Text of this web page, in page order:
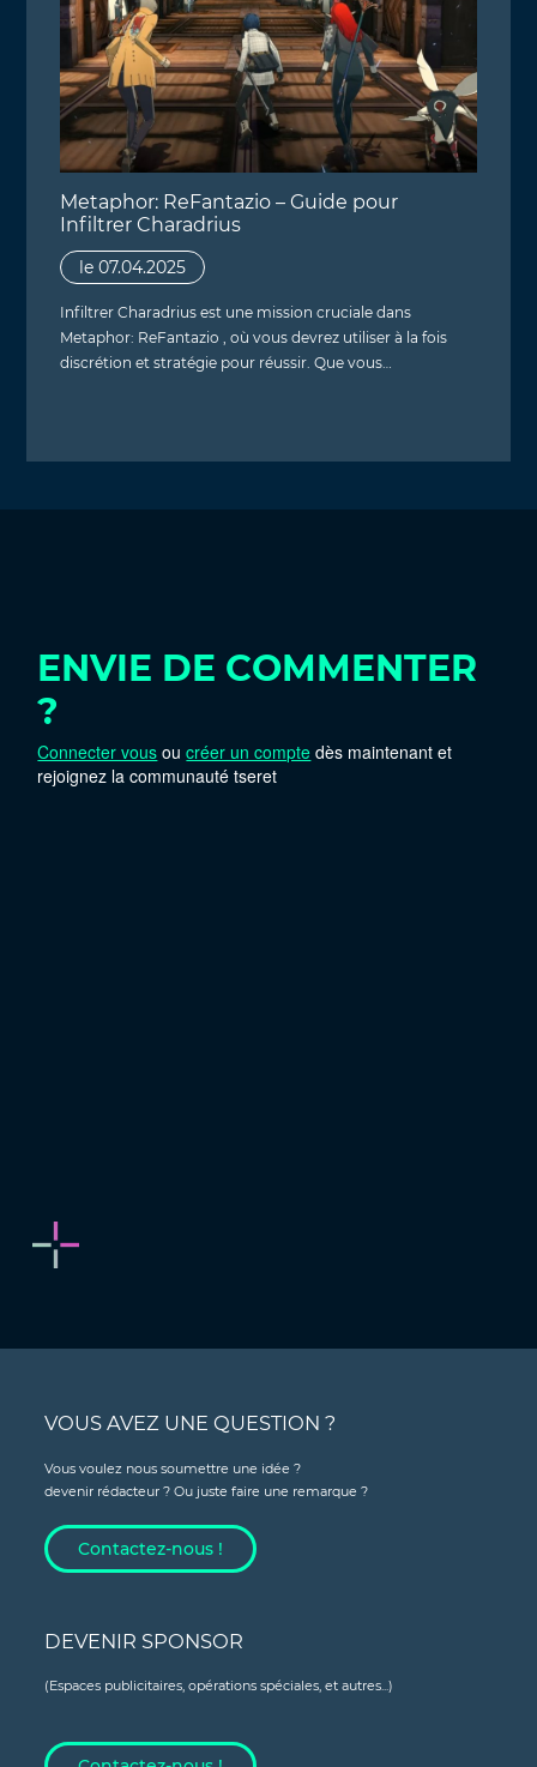
Metaphor: ReFantazio – Guide pour
Infiltrer Charadrius
le 07.04.2025
Infiltrer Charadrius est une mission cruciale dans
Metaphor: ReFantazio , où vous devrez utiliser à la fois
discrétion et stratégie pour réussir. Que vous…
ENVIE DE COMMENTER
?
Connecter vous oucréer un compte dès maintenant et
rejoignez la communauté tseret
VOUS AVEZ UNE QUESTION ?
Vous voulez nous soumettre une idée ?
devenir rédacteur ? Ou juste faire une remarque ?
Contactez-nous !
DEVENIR SPONSOR
(Espaces publicitaires, opérations spéciales, et autres...)